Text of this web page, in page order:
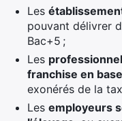
Les
pouvant délivrer
Bac+5 ;
Les
franchise en
exonérés de la
Les employeurs